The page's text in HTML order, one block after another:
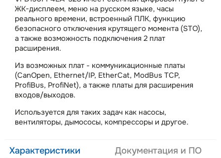
ЖК-дисплеем, меню на русском языке, часы
реального времени, встроенный ПЛК, функцию
безопасного отключения крутящего момента (STO),
а также возможность подключения 2 плат
расширения.
Из возможных плат - коммуникационные платы
(CanOpen, Ethernet/IP, EtherCat, ModBus TCP,
ProfiBus, ProfiNet), а также платы для расширения
входов/выходов.
Используется для таких задач как насосы,
вентиляторы, дымососы, компрессоры и другое.
Характеристики Документация и ПО